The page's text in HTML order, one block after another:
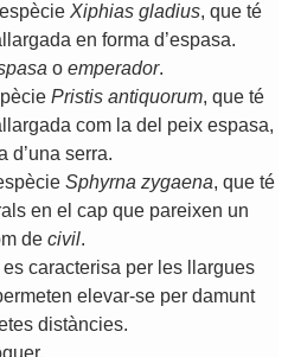
espècie Xiphias gladius, que té
en forma d’espasa.
o emperador.
Pristis antiquorum, que té
com la del peix espasa,
d’una serra.
Sphyrna zygaena, que té
en el cap que pareixen un
de civil.
es caracterisa per les
llargues
elevar-se per damunt
distàncies.